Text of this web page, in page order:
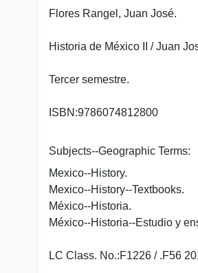
Flores Rangel, Juan José.
Historia de México II / Juan
Tercer semestre.
ISBN:9786074812800
Subjects--Geographic Terms:
Mexico--History.
Mexico--History--Textbooks.
México--Historia.
México--Historia--Estudio y
LC Class. No.:F1226 / .F56